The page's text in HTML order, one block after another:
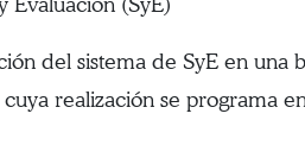
del sistema de SyE en una
realización se programa